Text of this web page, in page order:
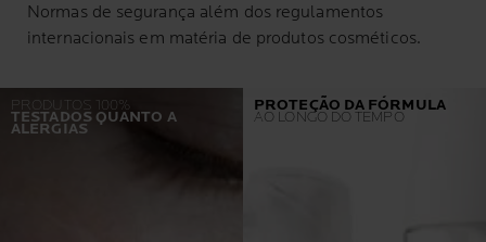
Normas de segurança além dos regulamentos
internacionais em matéria de produtos cosméticos.
PRODUTOS 100%
TESTADOS QUANTO A
ALERGIAS
PROTEÇÃO DA FÓRMULA
AO LONGO DO TEMPO